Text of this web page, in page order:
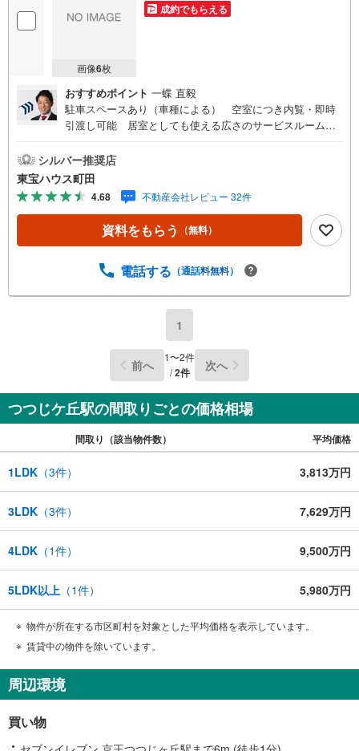
画像6枚
成約でもらえる
おすすめポイント 一蝶 直毅
駐車スペースあり（車種による） 空室につき内覧・即時
引渡し可能 居室としても使える広さのサービスルーム
様一人一人を知り、理解することから始めます。お客様の
お話をきちんとお聞きし、しっかり話し合う「心」のコミ
ュニケーションが大切になります。だからこそ、それぞれ
のお客様にベストな「住まい」をご提案をすることができ
るのです。インターネット予約で当日見学が可能！（1）
［室内・現地を見学する］をクリック（2）本日～4日以内
ください！【主要不動産流通各社の2025年度中間期の売買
新報よりたくさんのお客様からのお言葉に感謝してこれか
めてみようと思われたらまずは、お気軽に東宝ハウス町田
に相談してみませんか？スタッフ一同お客様のお問合せを
お待ちしております。
シルバー推奨店
東宝ハウス町田
4.68 不動産会社レビュー 32件
資料をもらう （無料）
電話する （通話料無料）
1
前へ 1〜2件
/2件 次へ
つつじケ丘駅の間取りごとの価格相場
間取り（該当物件数） 平均価格
1LDK （3件） 3,813万円
3LDK （3件） 7,629万円
4LDK （1件） 9,500万円
5LDK以上 （1件） 5,980万円
物件が所在する市区町村を対象とした平均価格を表示しています。
賃貸中の物件を除いています。
周辺環境
買い物